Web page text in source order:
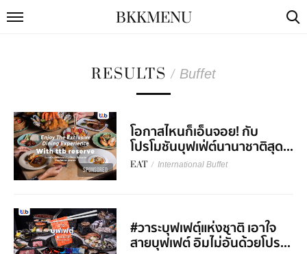
BKKMENU
RESULTS / Buffet
SPONSORED
โอกาสไหนก็เอ็นจอย! กับ
โปรโมชันบุฟเฟ่ต์นานาชาติสุด...
EAT / International Buffet
#วาระบุฟเฟต์แห่งชาติ เอาใจ
สายบุฟเฟต์ อิ่มไม่อั้นด้วยโปร...